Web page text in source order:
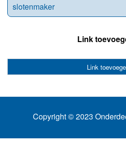
slotenmaker
Link
Link
Copyright © 2023